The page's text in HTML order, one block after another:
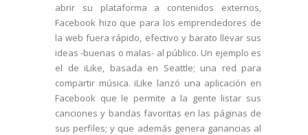
abrir su plataforma a contenidos externos,
Facebook hizo que para los emprendedores de
la web fuera rápido, efectivo y barato llevar sus
ideas -buenas o malas- al público. Un ejemplo es
el de iLike, basada en Seattle; una red para
compartir música. iLike lanzó una aplicación en
Facebook que le permite a la gente listar sus
canciones y bandas favoritas en las páginas de
sus perfiles; y que además genera ganancias al